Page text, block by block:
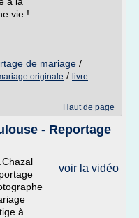
vie !
de mariage /
originale / livre
Haut de page
- Reportage
voir la vidéo
à